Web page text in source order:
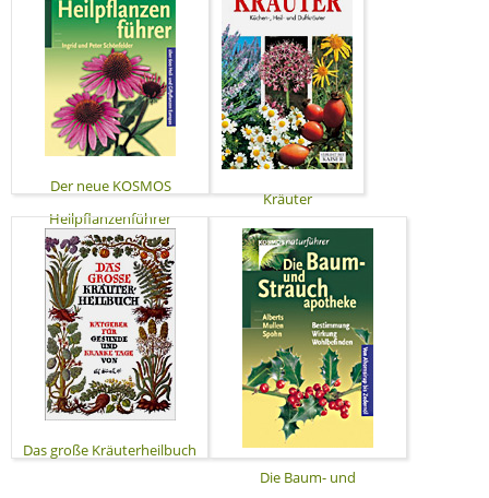
Der neue KOSMOS
Heilpflanzenführer
Kräuter
Das große Kräuterheilbuch
Die Baum- und